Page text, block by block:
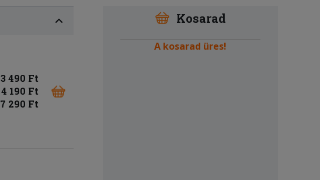
3 490 Ft
4 190 Ft
7 290 Ft
Kosarad
A kosarad üres!